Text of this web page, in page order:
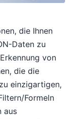
die Ihnen
Daten zu
von
die die
einzigartigen,
Formeln
aus